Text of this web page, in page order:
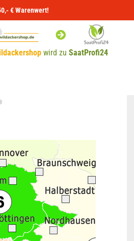
wird zuSaatProfi24
€ Warenwert!